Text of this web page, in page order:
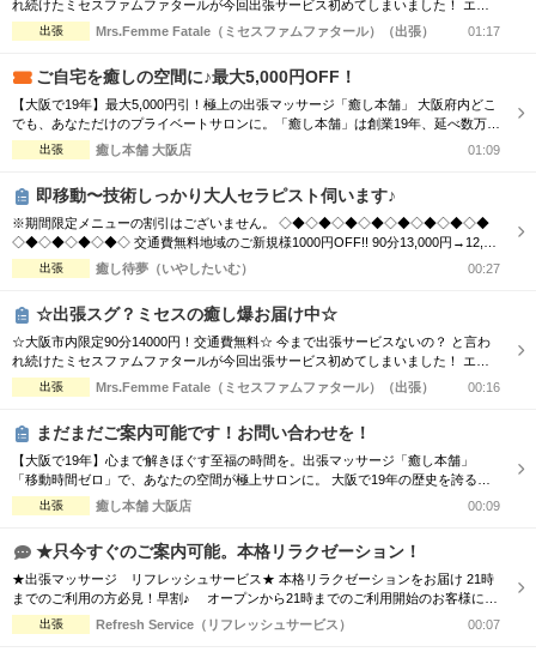
れ続けたミセスファムファタールが今回出張サービス初めてしまいました！ エリ
アによっては交通費の差が出ますので詳細はTELにてお伝えさせて頂きます。 90
分コース14000円 120分コース18000円 でのご案内☆ 是非この機会に一度お電話お
出張 Mrs.Femme Fatale（ミセスファムファタール）（出張） 01:17
ご自宅を癒しの空間に♪最大5,000円OFF！
【大阪で19年】最大5,000円引！極上の出張マッサージ「癒し本舗」 大阪府内どこ
でも、あなただけのプライベートサロンに。「癒し本舗」は創業19年、延べ数万回
の実績を誇る出張専門店です。厳選されたセラピストが、ご自宅やホテルへ至福の
癒しをお届けします。 ■選べる5つの本格メニュー ・ボディケア：コリを芯から解
眠不足に ...
出張 癒し本舗 大阪店 01:09
即移動〜技術しっかり大人セラピスト伺います♪
※期間限定メニューの割引はございません。 ◇◆◇◆◇◆◇◆◇◆◇◆◇◆◇◆
◇◆◇◆◇◆◇◆◇ 交通費無料地域のご新規様1000円OFF!! 90分13,000円→12,00
0円 120分16,000円→15,000円 150分20,000円→19,000円 ※指名料別途 ◇◆◇◆◇
◆◇◆◇◆◇◆◇◆◇◆◇◆◇◆◇◆◇◆◇ 市内の交通費を頂く地域のご新規様1
出張 癒し待夢（いやしたいむ） 00:27
☆出張スグ？ミセスの癒し爆お届け中☆
☆大阪市内限定90分14000円！交通費無料☆ 今まで出張サービスないの？ と言わ
れ続けたミセスファムファタールが今回出張サービス初めてしまいました！ エリ
アによっては交通費の差が出ますので詳細はTELにてお伝えさせて頂きます。 90
分コース14000円 120分コース18000円 でのご案内☆ 是非この機会に一度お電話お
出張 Mrs.Femme Fatale（ミセスファムファタール）（出張） 00:16
まだまだご案内可能です！お問い合わせを！
【大阪で19年】心まで解きほぐす至福の時間を。出張マッサージ「癒し本舗」
「移動時間ゼロ」で、あなたの空間が極上サロンに。 大阪で19年の歴史を誇る
「癒し本舗」は、技術はもちろん、お一人おひとりに寄り添う「おもてなし」を何
より大切にしています。 ■選ばれる理由 ・熟練の技術：ボディケア、オイル、タ
なるホスピタリティをお...
出張 癒し本舗 大阪店 00:09
★只今すぐのご案内可能。本格リラクゼーション！
★出張マッサージ リフレッシュサービス★ 本格リラクゼーションをお届け 21時
までのご利用の方必見！早割♪ オープンから21時までのご利用開始のお客様に限
り、 全コース料金より【1000円割引】！ ご予約時に”早割り利用”とお伝えく
ださい 日頃のお疲れをお客様のプライベート空間で癒します。 ボディケアコース
出張 Refresh Service（リフレッシュサービス） 00:07